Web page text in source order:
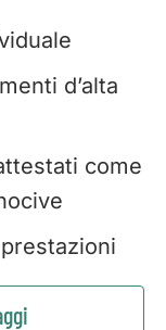
d’alta
come